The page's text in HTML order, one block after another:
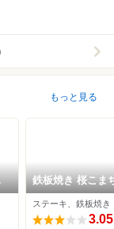
もっと見る
鉄板焼き 桜こま
家屋敷店
ステーキ、鉄板焼き
3.05